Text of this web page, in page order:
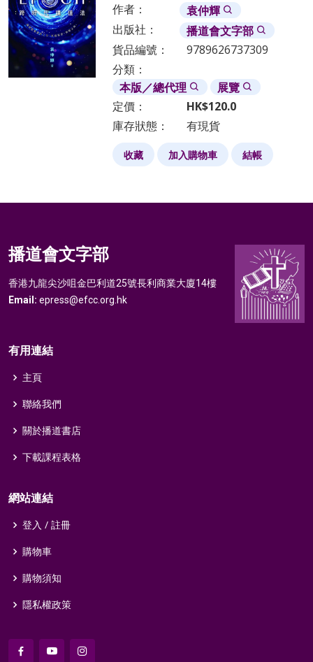
作者：
袁仲輝
出版社：
播道會文字部
貨品編號：
9789626737309
分類：
本版／總代理
展覽
定價：
HK$120.0
庫存狀態：
有現貨
收藏 加入購物車 結帳
播道會文字部
香港九龍尖沙咀金巴利道25號長利商業大廈14樓
Email: epress@efcc.org.hk
有用連結
主頁
聯絡我們
關於播道書店
下載課程表格
網站連結
登入 / 註冊
購物車
購物須知
隱私權政策